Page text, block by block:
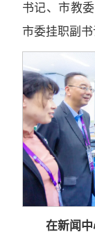
书记、市教
市委挂职副书
在新闻